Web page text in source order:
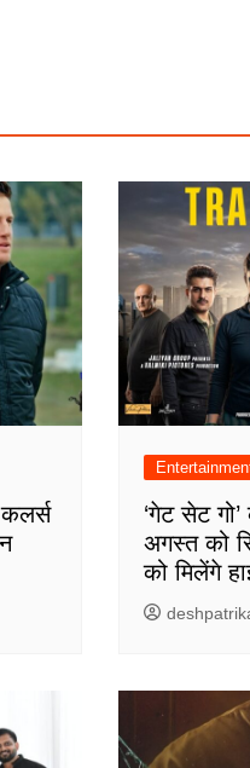
‘गेट सेट
अगस्त को
को मिलेंगे